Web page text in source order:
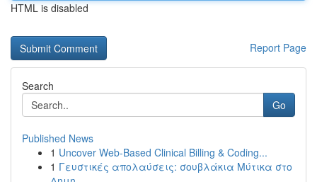
HTML is disabled
Report Page
Search
Go
Published News
1 Uncover Web-Based Clinical Billing & Coding...
1 Γευστικές απολαύσεις: σουβλάκια Μύτικα στο